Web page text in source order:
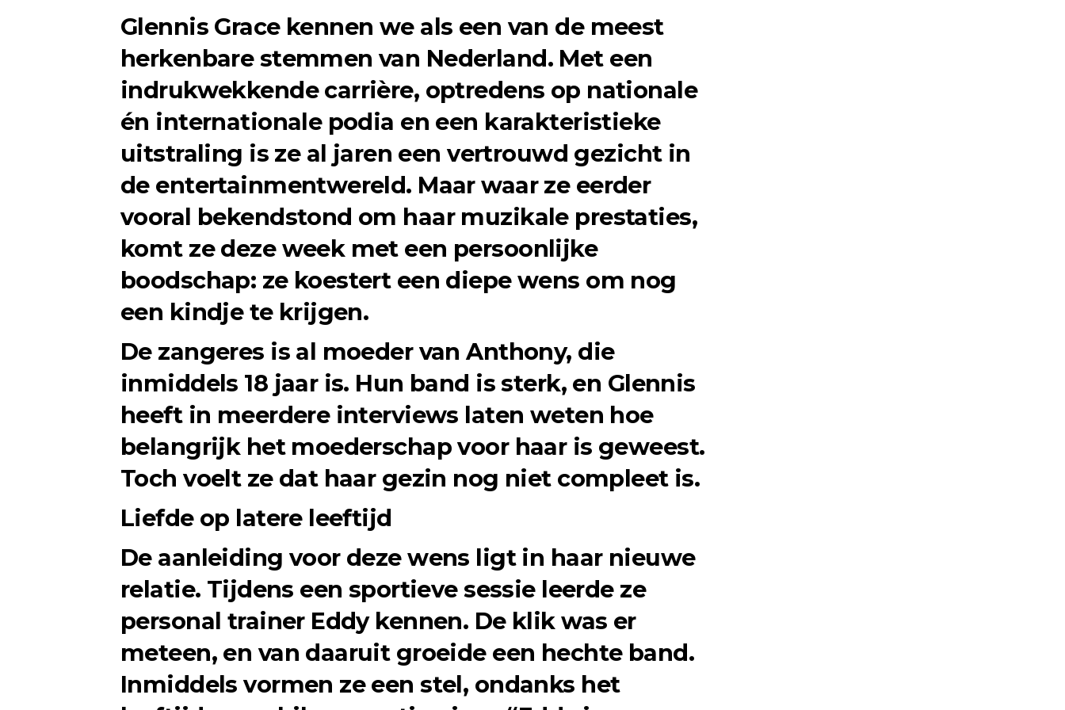
Glennis Grace kennen we als een van de meest
herkenbare stemmen van Nederland. Met een
indrukwekkende carrière, optredens op nationale
én internationale podia en een karakteristieke
uitstraling is ze al jaren een vertrouwd gezicht in
de entertainmentwereld. Maar waar ze eerder
vooral bekendstond om haar muzikale prestaties,
komt ze deze week met een persoonlijke
boodschap: ze koestert een diepe wens om nog
een kindje te krijgen.
De zangeres is al moeder van Anthony, die
inmiddels 18 jaar is. Hun band is sterk, en Glennis
heeft in meerdere interviews laten weten hoe
belangrijk het moederschap voor haar is geweest.
Toch voelt ze dat haar gezin nog niet compleet is.
Liefde op latere leeftijd
De aanleiding voor deze wens ligt in haar nieuwe
relatie. Tijdens een sportieve sessie leerde ze
personal trainer Eddy kennen. De klik was er
meteen, en van daaruit groeide een hechte band.
Inmiddels vormen ze een stel, ondanks het